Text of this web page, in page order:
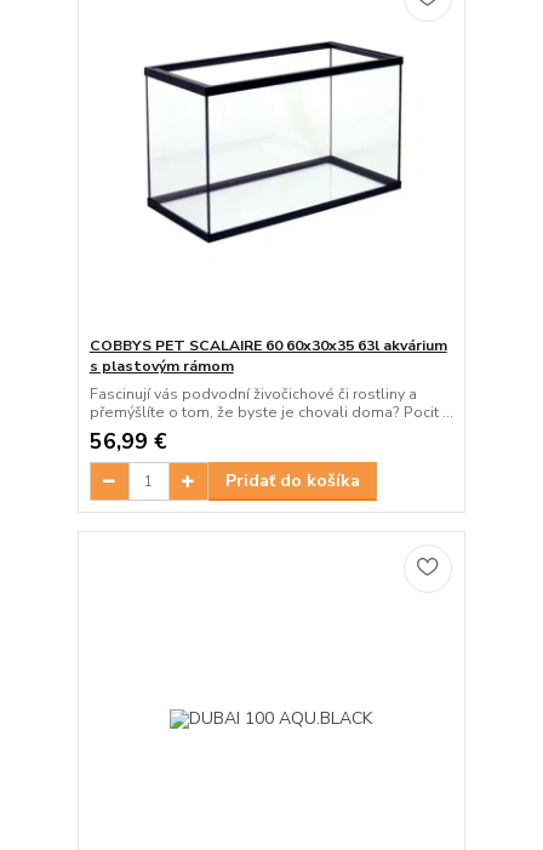
COBBYS PET SCALAIRE 60 60x30x35 63l akvárium
s plastovým rámom
Fascinují vás podvodní živočichové či rostliny a
přemýšlíte o tom, že byste je chovali doma? Pocit ...
56,99 €
Pridať do košíka